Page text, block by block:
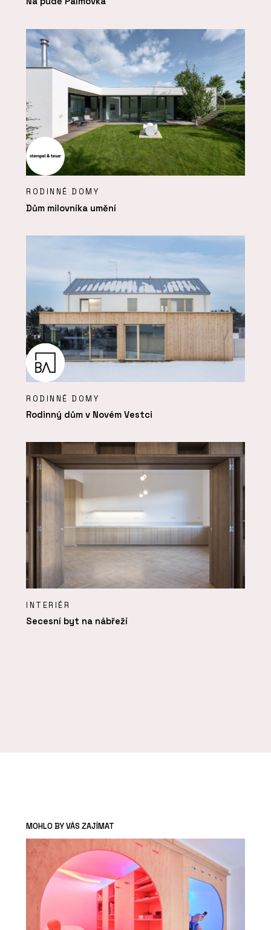
RODINNÉ DOMY
Dům milovníka umění
RODINNÉ DOMY
Rodinný dům v Novém Vestci
INTERIÉR
Secesní byt na nábřeží
MOHLO BY VÁS ZAJÍMAT